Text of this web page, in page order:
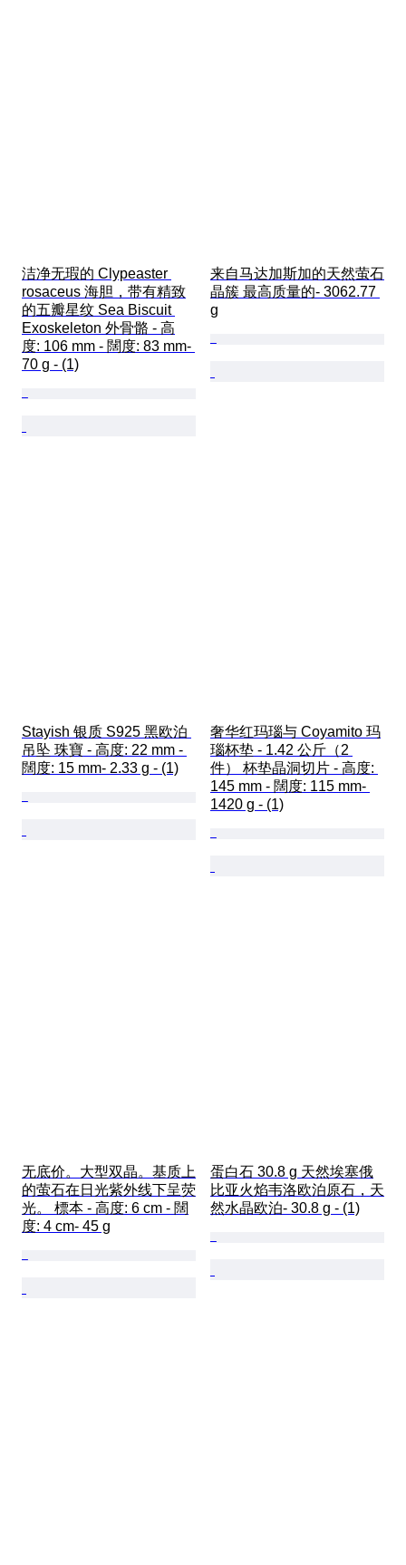
洁净无瑕的 Clypeaster
rosaceus 海胆，带有精致
的五瓣星纹 Sea Biscuit
Exoskeleton 外骨骼 - 高
度: 106 mm - 闊度: 83 mm-
70 g - (1)
来自马达加斯加的天然萤石
晶簇 最高质量的- 3062.77
g
Stayish 银质 S925 黑欧泊
吊坠 珠寶 - 高度: 22 mm -
闊度: 15 mm- 2.33 g - (1)
奢华红玛瑙与 Coyamito 玛
瑙杯垫 - 1.42 公斤（2
件） 杯垫晶洞切片 - 高度:
145 mm - 闊度: 115 mm-
1420 g - (1)
无底价。大型双晶。基质上
的萤石在日光紫外线下呈荧
光。 標本 - 高度: 6 cm - 闊
度: 4 cm- 45 g
蛋白石 30.8 g 天然埃塞俄
比亚火焰韦洛欧泊原石，天
然水晶欧泊- 30.8 g - (1)